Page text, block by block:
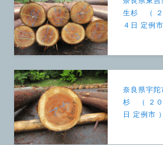
生杉 （ ２
４日 定例市
奈良県宇
杉 （ ２０
日 定例市 ）